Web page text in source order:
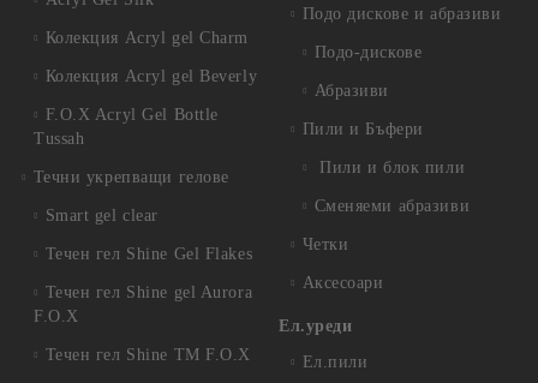
Колекция Acryl gel Charm
Колекция Acryl gel Beverly
F.O.X Acryl Gel Bottle
Tussah
Течни укрепващи гелове
Smart gel clear
Течен гел Shine Gel Flakes
Течен гел Shine gel Aurora
F.O.X
Течен гел Shine TM F.O.X
Подо дискове и абразиви
Подо-дискове
Абразиви
Пили и Бъфери
Пили и блок пили
Сменяеми абразиви
Четки
Аксесоари
Ел.уреди
Ел.пили